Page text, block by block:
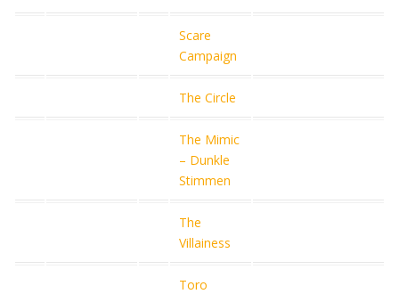
Scare
Campaign
The Circle
The Mimic
– Dunkle
Stimmen
The
Villainess
Toro